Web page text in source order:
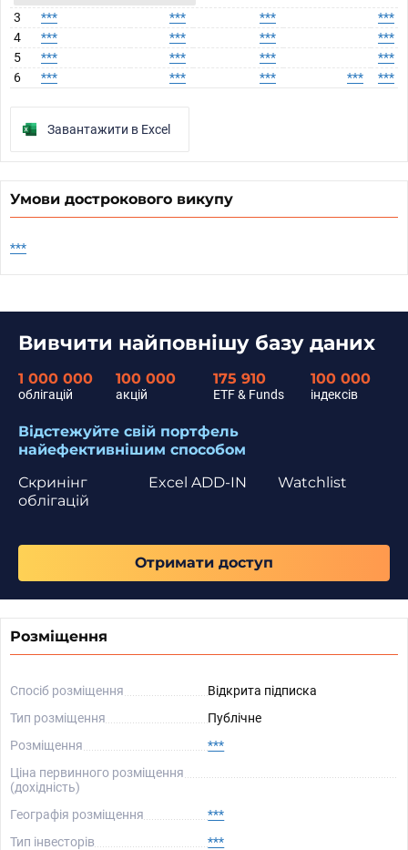
3 *** *** ***
***
4
*** *** ***
***
5
*** *** ***
***
6
*** *** *** *** ***
Завантажити в Excel
Умови дострокового викупу
***
Вивчити найповнішу базу даних
1 000 000
облігацій
100 000
акцій
175 910
ETF & Funds
100 000
індексів
Відстежуйте свій портфель
найефективнішим способом
Скринінг
облігацій
Watchlist
Excel ADD-IN
Отримати доступ
Розміщення
Спосіб розміщення
Відкрита підписка
Тип розміщення
Публічне
Розміщення
***
Ціна первинного розміщення
(дохідність)
Географія розміщення
***
Тип інвесторів
***